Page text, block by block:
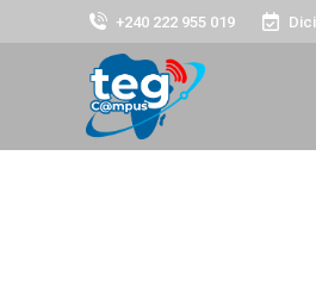
+240 222 955 019